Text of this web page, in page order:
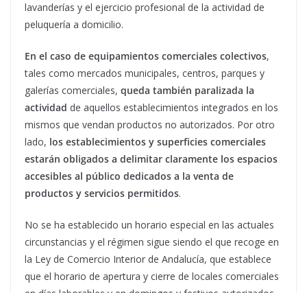
lavanderías y el ejercicio profesional de la actividad de
peluquería a domicilio.
En el caso de equipamientos comerciales colectivos,
tales como mercados municipales, centros, parques y
galerías comerciales, queda también paralizada la
actividad de aquellos establecimientos integrados en los
mismos que vendan productos no autorizados. Por otro
lado, los establecimientos y superficies comerciales
estarán obligados a delimitar claramente los espacios
accesibles al público dedicados a la venta de
productos y servicios permitidos.
No se ha establecido un horario especial en las actuales
circunstancias y el régimen sigue siendo el que recoge en
la Ley de Comercio Interior de Andalucía, que establece
que el horario de apertura y cierre de locales comerciales